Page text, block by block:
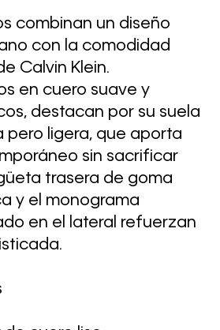
combinan un diseño
con la comodidad
Calvin Klein.
en cuero suave y
destacan por su suela
pero ligera, que aporta
sin sacrificar
trasera de goma
y el monograma
en el lateral refuerzan